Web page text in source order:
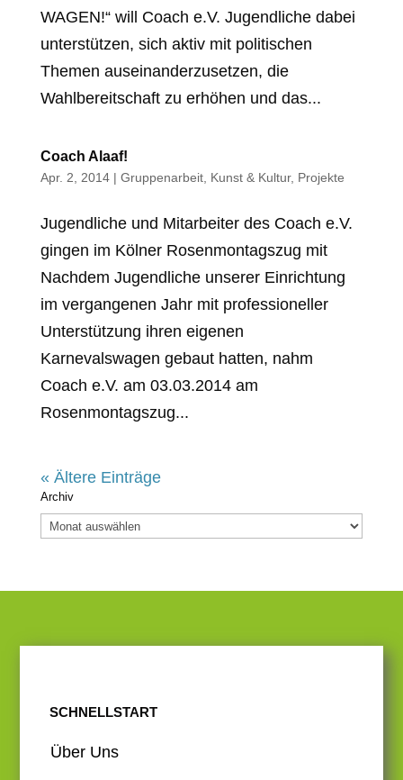
WAGEN!“ will Coach e.V. Jugendliche dabei
unterstützen, sich aktiv mit politischen
Themen auseinanderzusetzen, die
Wahlbereitschaft zu erhöhen und das...
Coach Alaaf!
Apr. 2, 2014| Gruppenarbeit, Kunst & Kultur, Projekte
Jugendliche und Mitarbeiter des Coach e.V.
gingen im Kölner Rosenmontagszug mit
Nachdem Jugendliche unserer Einrichtung
im vergangenen Jahr mit professioneller
Unterstützung ihren eigenen
Karnevalswagen gebaut hatten, nahm
Coach e.V. am 03.03.2014 am
Rosenmontagszug...
« Ältere Einträge
Archiv
Archiv
SCHNELLSTART
Über Uns